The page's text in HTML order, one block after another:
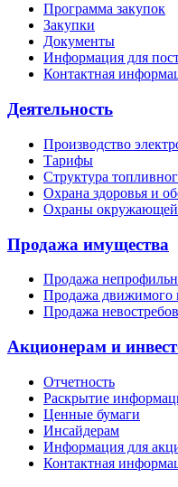
Программа закупок
Закупки
Документы
Информация для
Контактная
Деятельность
Производство
Тарифы
Структура
Охрана здоровья и
Охраны окружающей
Продажа имущества
Продажа
Продажа движимого
Продажа
Акционерам и
Отчетность
Раскрытие
Ценные бумаги
Инсайдерам
Информация для
Контактная